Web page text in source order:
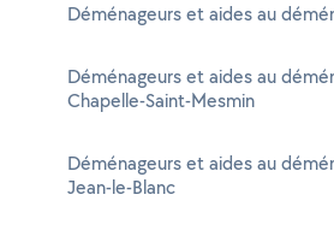
Déménageurs et aides au
Déménageurs et aides au
Chapelle-Saint-Mesmin
Déménageurs et aides au
Jean-le-Blanc